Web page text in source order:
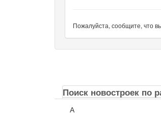
Пожалуйста, сообщите, что
Поиск новостроек по
А